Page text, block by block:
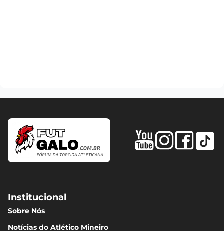
Institucional
Sobre Nós
Notícias do Atlético Mineiro